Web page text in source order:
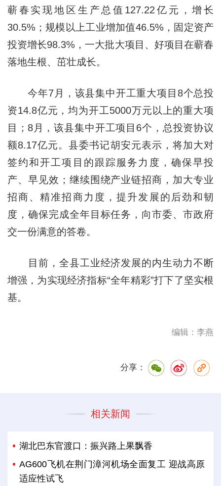
蕲春实现地区生产总值127.22亿元，增长
30.5%；规模以上工业增加值46.5%，固定资产
投资增长98.3%，一大批大项目、好项目在蕲春
落地生根、茁壮成长。
今年7月，该县集中开工重大项目8个总投
资14.8亿元，均为开工5000万元以上的重大项
目；8月，该县集中开工项目6个，总投资协议
额8.17亿元。县委书记胡安元表示，将加大对
签约和开工项目的跟踪服务力度，确保早投
产、早见效；继续围绕产业链招商，加大专业
招商、精准招商力度，提升发展的后劲和韧
度，确保完成全年目标任务，向市委、市政府
交一份满意的答卷。
目前，全县工业经济发展的内生动力不断
增强，为实现经济指标“全年精彩”打下了坚实根
基。
编辑：李燕
分享：
相关新闻
湖北巴东官渡口：振兴路上果飘香
AG600飞机在荆门漳河机场全面复工 迎战高原
适应性试飞